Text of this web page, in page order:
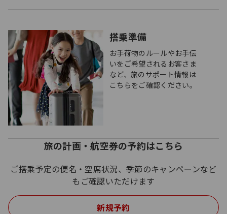
搭乗準備
お手荷物のルールやお手伝
いをご希望されるお客さま
など、旅のサポート情報は
こちらをご確認ください。
旅の計画・航空券の予約はこちら
ご搭乗予定の便名・空席状況、季節のキャンペーンなど
もご確認いただけます
新規予約